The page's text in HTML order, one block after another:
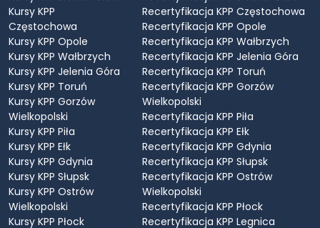
Kursy KPP
Częstochowa
Kursy KPP Opole
Kursy KPP Wałbrzych
Kursy KPP Jelenia Góra
Kursy KPP Toruń
Kursy KPP Gorzów
Wielkopolski
Kursy KPP Piła
Kursy KPP Ełk
Kursy KPP Gdynia
Kursy KPP Słupsk
Kursy KPP Ostrów
Wielkopolski
Kursy KPP Płock
Recertyfikacja KPP Częstochowa
Recertyfikacja KPP Opole
Recertyfikacja KPP Wałbrzych
Recertyfikacja KPP Jelenia Góra
Recertyfikacja KPP Toruń
Recertyfikacja KPP Gorzów
Wielkopolski
Recertyfikacja KPP Piła
Recertyfikacja KPP Ełk
Recertyfikacja KPP Gdynia
Recertyfikacja KPP Słupsk
Recertyfikacja KPP Ostrów
Wielkopolski
Recertyfikacja KPP Płock
Recertyfikacja KPP Legnica